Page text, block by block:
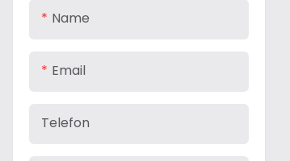
Name
Email
Telefon